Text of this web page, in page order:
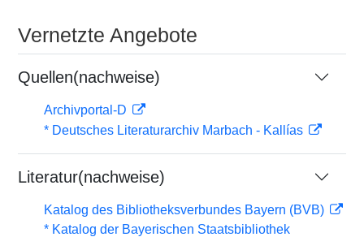
Vernetzte Angebote
Quellen(nachweise)
Archivportal-D
* Deutsches Literaturarchiv Marbach - Kallías
Literatur(nachweise)
Katalog des Bibliotheksverbundes Bayern (BVB)
* Katalog der Bayerischen Staatsbibliothek